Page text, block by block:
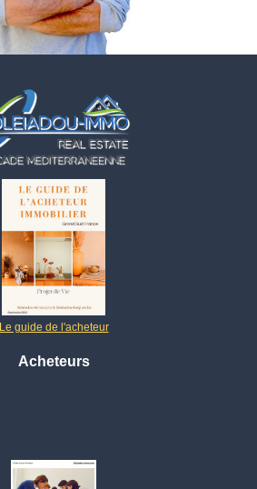
Le guide de l'acheteur
Acheteurs